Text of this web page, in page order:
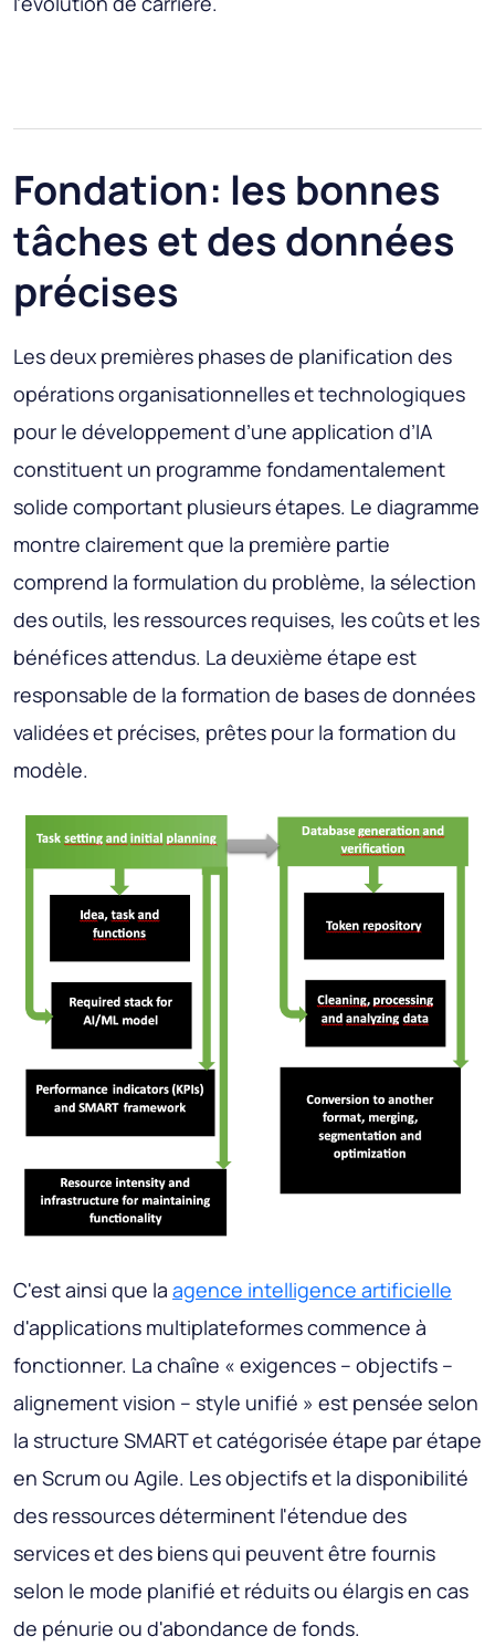
Fondation: les bonnes
tâches et des données
précises
Les deux premières phases de planification des
opérations organisationnelles et technologiques
pour le développement d’une application d’IA
constituent un programme fondamentalement
solide comportant plusieurs étapes. Le diagramme
montre clairement que la première partie
comprend la formulation du problème, la sélection
des outils, les ressources requises, les coûts et les
bénéfices attendus. La deuxième étape est
responsable de la formation de bases de données
validées et précises, prêtes pour la formation du
modèle.
C'est ainsi que la agence intelligence artificielle
d'applications multiplateformes commence à
fonctionner. La chaîne « exigences – objectifs –
alignement vision – style unifié » est pensée selon
la structure SMART et catégorisée étape par étape
en Scrum ou Agile. Les objectifs et la disponibilité
des ressources déterminent l'étendue des
services et des biens qui peuvent être fournis
selon le mode planifié et réduits ou élargis en cas
de pénurie ou d'abondance de fonds.